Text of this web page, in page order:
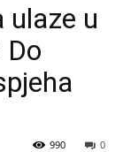
ulaze u
0
990